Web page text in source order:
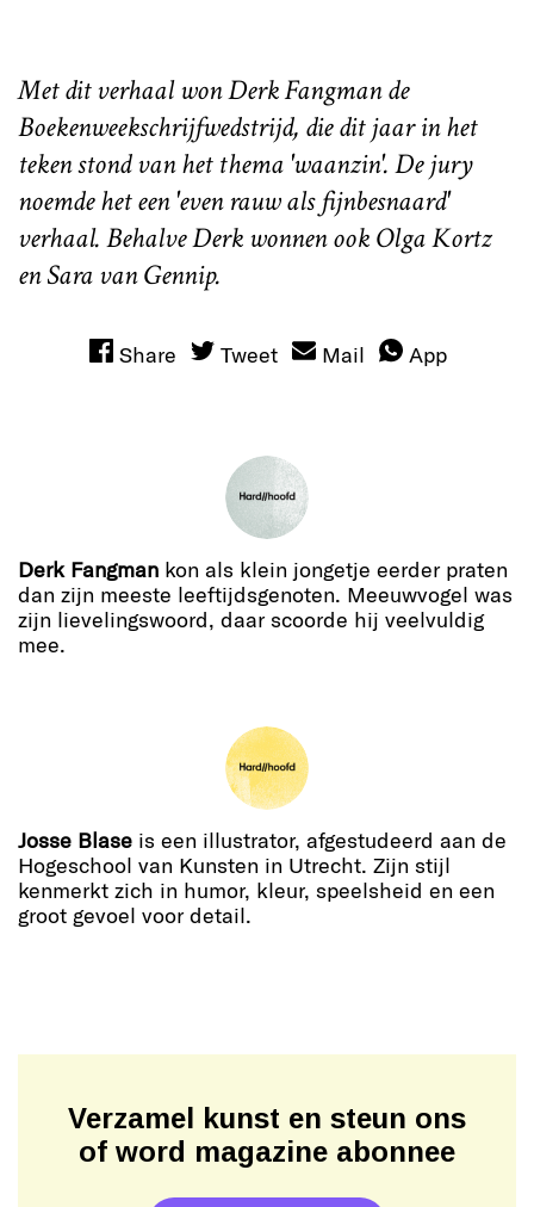
Met dit verhaal won Derk Fangman de
Boekenweekschrijfwedstrijd, die dit jaar in het
teken stond van het thema 'waanzin'. De jury
noemde het een 'even rauw als fijnbesnaard'
verhaal. Behalve Derk wonnen ook Olga Kortz
en Sara van Gennip.
Share Tweet Mail App
Derk Fangman kon als klein jongetje eerder praten
dan zijn meeste leeftijdsgenoten. Meeuwvogel was
zijn lievelingswoord, daar scoorde hij veelvuldig
mee.
Josse Blase is een illustrator, afgestudeerd aan de
Hogeschool van Kunsten in Utrecht. Zijn stijl
kenmerkt zich in humor, kleur, speelsheid en een
groot gevoel voor detail.
Verzamel kunst en steun ons
of word magazine abonnee